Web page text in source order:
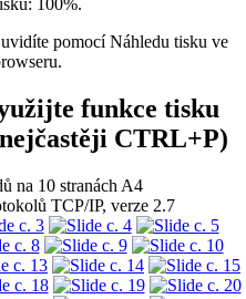
100%.
pomocí Náhledu tisku ve
funkce tisku
CTRL+P)
na 10 stranách A4
TCP/IP, verze 2.7